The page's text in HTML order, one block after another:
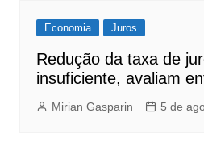
Economia Juros
Redução da taxa de
insuficiente, avaliam
Mirian Gasparin 5 de